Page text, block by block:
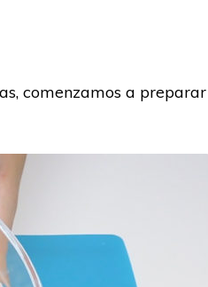
comenzamos a preparar